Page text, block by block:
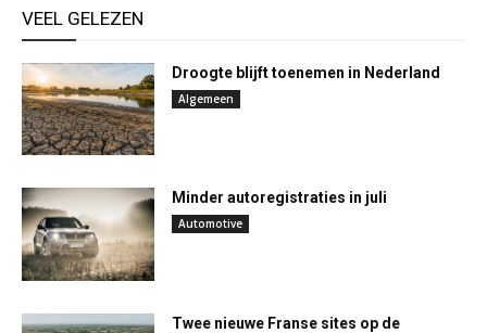
VEEL GELEZEN
Droogte blijft toenemen in Nederland
Algemeen
Minder autoregistraties in juli
Automotive
Twee nieuwe Franse sites op de